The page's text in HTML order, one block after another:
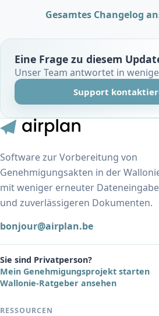
Gesamtes Changelog
Eine Frage zu diesem
Unser Team antwortet in
Support
Software zur Vorbereitung von
Genehmigungsakten in der
mit weniger erneuter Dateneingabe
und zuverlässigeren Dokumenten.
bonjour@airplan.be
Sie sind Privatperson?
Mein Genehmigungsprojekt starten
Wallonie-Ratgeber ansehen
RESSOURCEN